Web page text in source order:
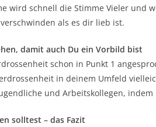
wird schnell die Stimme Vieler und
als es dir lieb ist.
damit auch Du ein Vorbild bist
schon in Punkt 1
in deinem Umfeld
und Arbeitskollegen, indem
solltest – das Fazit